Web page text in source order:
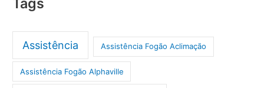
Assistência Assistência Fogão Aclimação
Assistência Fogão Alphaville